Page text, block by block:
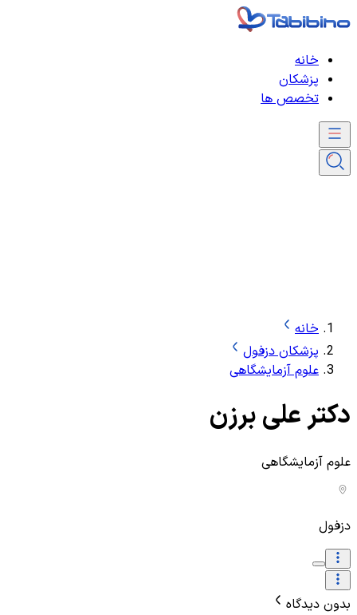
خانه
پزشکان
تخصص ها
خانه
پزشکان دزفول
علوم آزمایشگاهی
دکتر علی برزن
علوم آزمایشگاهی
دزفول
بدون دیدگاه